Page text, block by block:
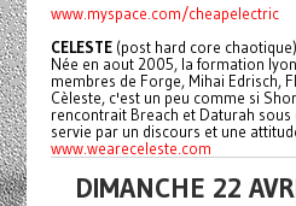
www.myspace.com/cheapelectric
CELESTE (post hard core chaotique)
Née en aout 2005, la formation
membres de Forge, Mihai Edrisch,
Cèleste, c'est un peu comme si
rencontrait Breach et Daturah
servie par un discours et une
www.weareceleste.com
DIMANCHE 22